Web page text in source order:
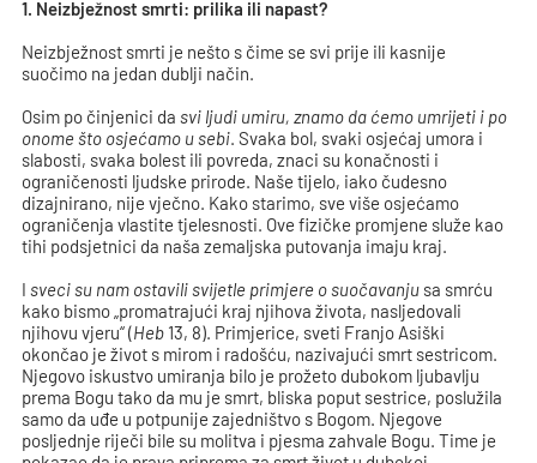
1. Neizbježnost smrti: prilika ili napast?
Neizbježnost smrti je nešto s čime se svi prije ili kasnije
suočimo na jedan dublji način.
Osim po činjenici dasvi ljudi umiru, znamo da ćemo umrijeti i po
onome što osjećamo u sebi. Svaka bol, svaki osjećaj umora i
slabosti, svaka bolest ili povreda, znaci su konačnosti i
ograničenosti ljudske prirode. Naše tijelo, iako čudesno
dizajnirano, nije vječno. Kako starimo, sve više osjećamo
ograničenja vlastite tjelesnosti. Ove fizičke promjene služe kao
tihi podsjetnici da naša zemaljska putovanja imaju kraj.
Isveci su nam ostavili svijetle primjere o suočavanju sa smrću
kako bismo „promatrajući kraj njihova života, nasljedovali
njihovu vjeru“ (Heb 13, 8). Primjerice, sveti Franjo Asiški
okončao je život s mirom i radošću, nazivajući smrt sestricom.
Njegovo iskustvo umiranja bilo je prožeto dubokom ljubavlju
prema Bogu tako da mu je smrt, bliska poput sestrice, poslužila
samo da uđe u potpunije zajedništvo s Bogom. Njegove
posljednje riječi bile su molitva i pjesma zahvale Bogu. Time je